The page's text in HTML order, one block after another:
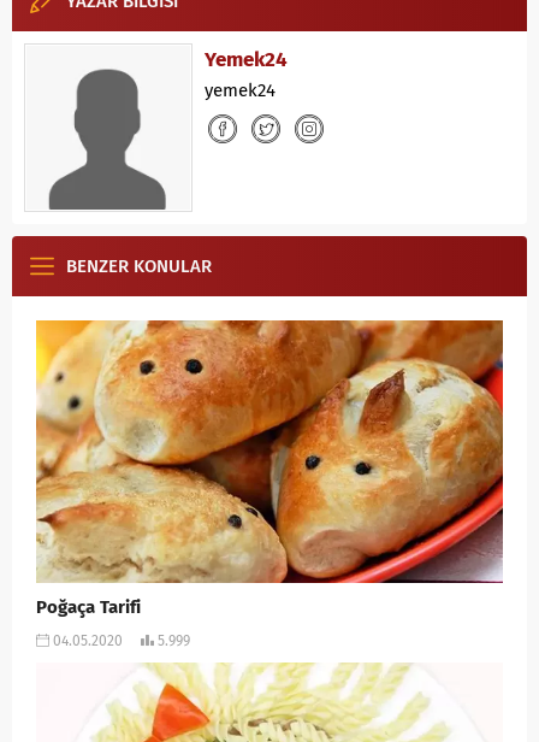
Yemek24
yemek24
BENZER KONULAR
Poğaça Tarifi
04.05.2020 5.999